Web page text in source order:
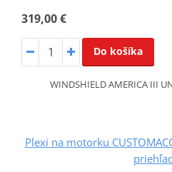
319,00 €
Do košíka
WINDSHIELD AMERICA III
Plexi na motorku